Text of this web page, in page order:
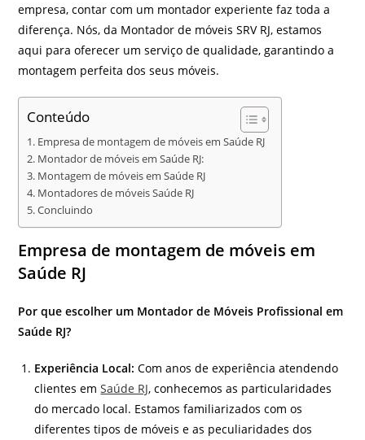
empresa, contar com um montador experiente faz toda a
diferença. Nós, da Montador de móveis SRV RJ, estamos
aqui para oferecer um serviço de qualidade, garantindo a
montagem perfeita dos seus móveis.
Conteúdo
Empresa de montagem de móveis em Saúde RJ
Montador de móveis em Saúde RJ:
Montagem de móveis em Saúde RJ
Montadores de móveis Saúde RJ
Concluindo
Empresa de montagem de móveis em
Saúde RJ
Por que escolher um Montador de Móveis Profissional em
Saúde RJ?
Experiência Local: Com anos de experiência atendendo
clientes emSaúde RJ, conhecemos as particularidades
do mercado local. Estamos familiarizados com os
diferentes tipos de móveis e as peculiaridades dos